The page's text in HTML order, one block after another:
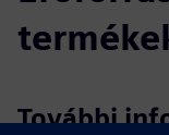
További